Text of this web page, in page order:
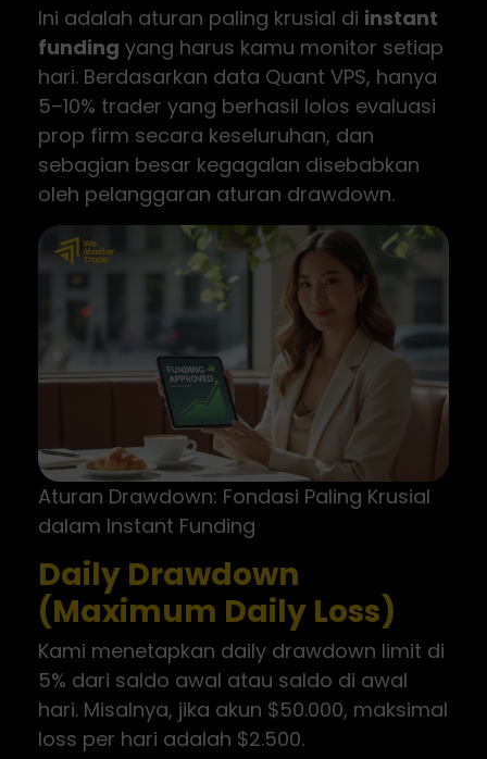
Ini adalah aturan paling krusial di instant
funding yang harus kamu monitor setiap
hari. Berdasarkan data Quant VPS, hanya
5–10% trader yang berhasil lolos evaluasi
prop firm secara keseluruhan, dan
sebagian besar kegagalan disebabkan
oleh pelanggaran aturan drawdown.
Aturan Drawdown: Fondasi Paling Krusial
dalam Instant Funding
Daily Drawdown
(Maximum Daily Loss)
Kami menetapkan daily drawdown limit di
5% dari saldo awal atau saldo di awal
hari. Misalnya, jika akun $50.000, maksimal
loss per hari adalah $2.500.